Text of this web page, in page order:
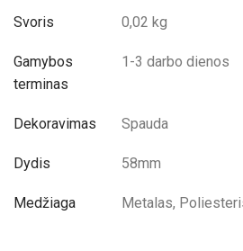
Svoris 0,02 kg
Gamybos
terminas
1-3 darbo dienos
Dekoravimas Spauda
Dydis 58mm
Medžiaga Metalas,